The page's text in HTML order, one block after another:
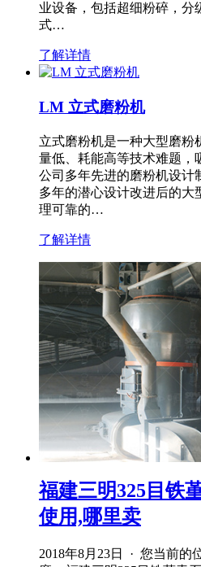
业设备，包括超细粉碎，
式…
了解详情
LM 立式磨粉机
立式磨粉机是一种大型磨粉
量低、耗能高等技术难题，
公司多年先进的磨粉机设计
多年的潜心设计改进后的大
理可靠的…
了解详情
福建三明325目铁
使用,哪里卖
2018年8月23日 · 您当前的